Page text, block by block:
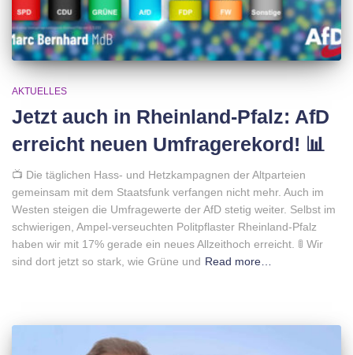
AKTUELLES
Jetzt auch in Rheinland-Pfalz: AfD
erreicht neuen Umfragerekord! 📊
📺 Die täglichen Hass- und Hetzkampagnen der Altparteien
gemeinsam mit dem Staatsfunk verfangen nicht mehr. Auch im
Westen steigen die Umfragewerte der AfD stetig weiter. Selbst im
schwierigen, Ampel-verseuchten Politpflaster Rheinland-Pfalz
haben wir mit 17% gerade ein neues Allzeithoch erreicht. 🚦 Wir
sind dort jetzt so stark, wie Grüne und Read more…